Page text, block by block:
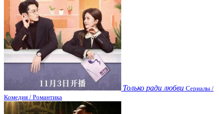
Только ради любви Сериалы /
Комедия / Романтика